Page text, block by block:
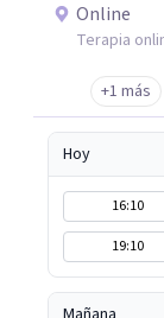
Online
Terapia
+1 más
Hoy
16:10
19:10